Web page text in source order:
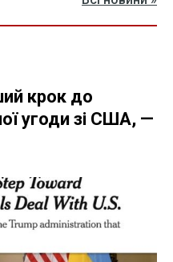
крок до
угоди зі США, —